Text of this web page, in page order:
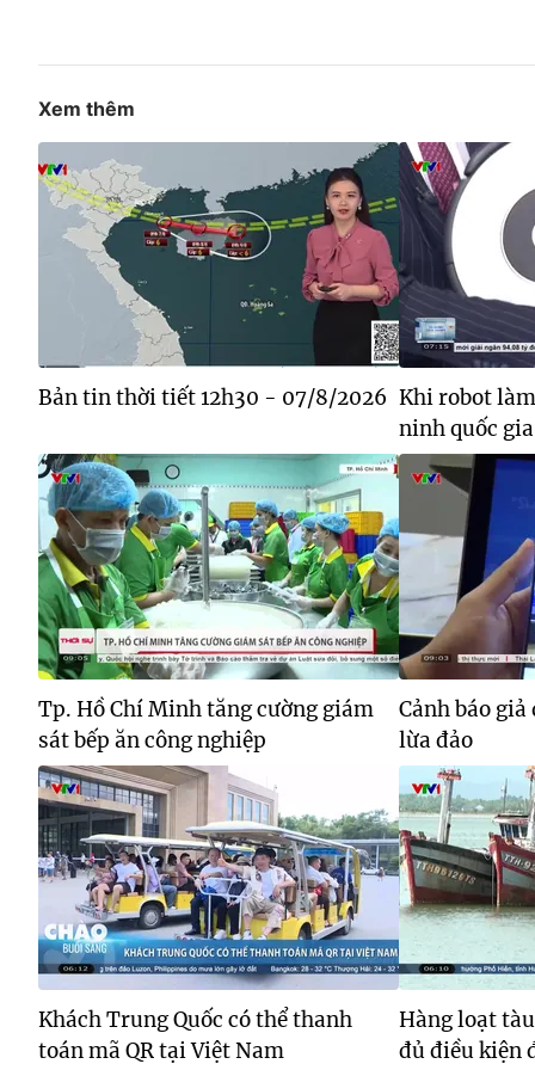
Xem thêm
Bản tin thời tiết 12h30 - 07/8/2026 Khi robot
ninh quốc gia
Tp. Hồ Chí Minh tăng cường giám
sát bếp ăn công nghiệp
Cảnh báo giả
lừa đảo
Khách Trung Quốc có thể thanh
toán mã QR tại Việt Nam
Hàng loạt
đủ điều kiện